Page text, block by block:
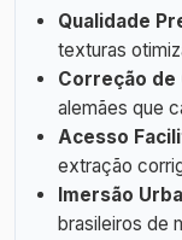
Qualidade
texturas
Correção
alemães que
Acesso
extração
Imersão
brasileiros de